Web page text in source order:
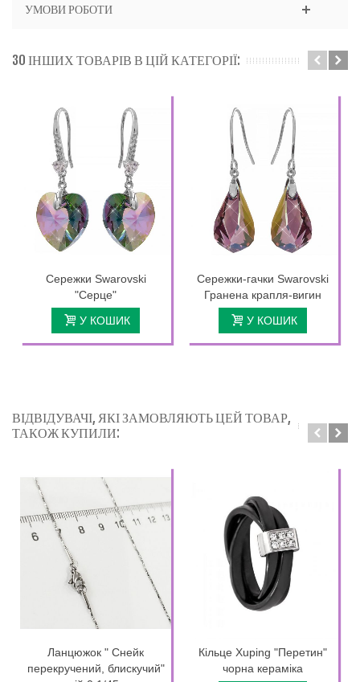
УМОВИ РОБОТИ
30 ІНШИХ ТОВАРІВ В ЦІЙ КАТЕГОРІЇ:
Сережки Swarovski
"Серце"
У КОШИК
Сережки-гачки Swarovski
Гранена крапля-вигин
У КОШИК
ВІДВІДУВАЧІ, ЯКІ ЗАМОВЛЯЮТЬ ЦЕЙ ТОВАР,
ТАКОЖ КУПИЛИ:
Ланцюжок " Снейк
перекручений, блискучий"
Кільце Xuping "Перетин"
чорна кераміка